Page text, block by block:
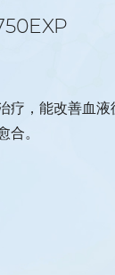
疗，能改善血
合。